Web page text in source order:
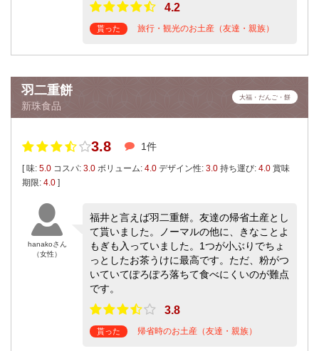
4.2
貰った 旅行・観光のお土産（友達・親族）
羽二重餅
新珠食品
大福・だんご・餅
3.8 1件
[ 味: 5.0 コスパ: 3.0 ボリューム: 4.0 デザイン性: 3.0 持ち運び: 4.0 賞味
期限: 4.0 ]
hanakoさん
（女性）
福井と言えば羽二重餅。友達の帰省土産とし
て貰いました。ノーマルの他に、きなことよ
もぎも入っていました。1つが小ぶりでちょ
っとしたお茶うけに最高です。ただ、粉がつ
いていてぽろぽろ落ちて食べにくいのが難点
です。
3.8
貰った 帰省時のお土産（友達・親族）